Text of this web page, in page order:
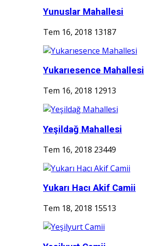
Yunuslar Mahallesi
Tem 16, 2018 13187
Yukarıesence Mahallesi
Tem 16, 2018 12913
Yeşildağ Mahallesi
Tem 16, 2018 23449
Yukarı Hacı Akif Camii
Tem 18, 2018 15513